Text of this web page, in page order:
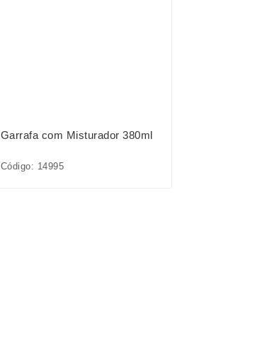
Garrafa com Misturador 380ml
Código: 14995